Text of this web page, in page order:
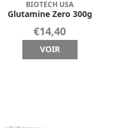
BIOTECH USA
Glutamine Zero 300g
€14,40
VOIR